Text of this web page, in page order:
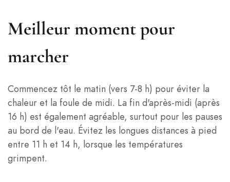
Meilleur moment pour
marcher
Commencez tôt le matin (vers 7-8 h) pour éviter la
chaleur et la foule de midi. La fin d'après-midi (après
16 h) est également agréable, surtout pour les pauses
au bord de l'eau. Évitez les longues distances à pied
entre 11 h et 14 h, lorsque les températures
grimpent.